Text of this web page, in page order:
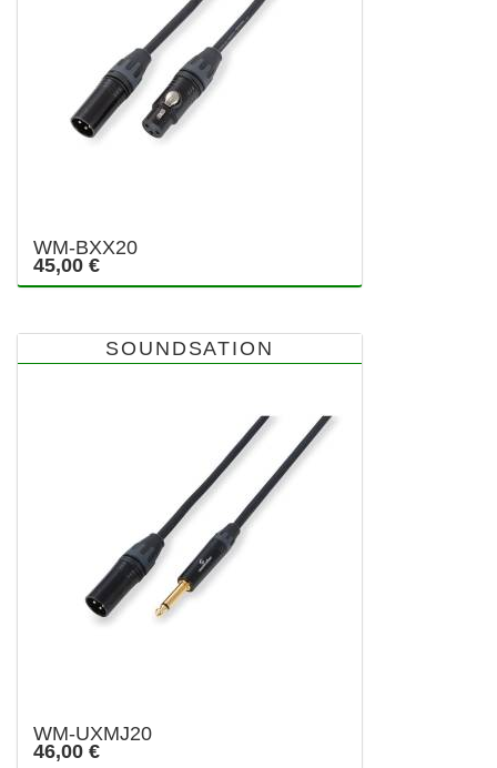
WM-BXX20
45,00 €
SOUNDSATION
WM-UXMJ20
46,00 €